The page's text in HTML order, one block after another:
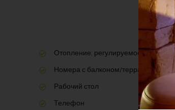
Отопление: регулируемое в комнате
Номера с балконом/террасой
Рабочий стол
Телефон